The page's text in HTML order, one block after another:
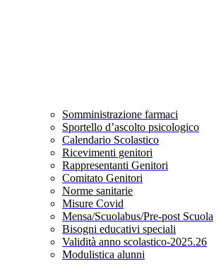
Somministrazione farmaci
Sportello d’ascolto psicologico
Calendario Scolastico
Ricevimenti genitori
Rappresentanti Genitori
Comitato Genitori
Norme sanitarie
Misure Covid
Mensa/Scuolabus/Pre-post Scuola
Bisogni educativi speciali
Validità anno scolastico-2025.26
Modulistica alunni